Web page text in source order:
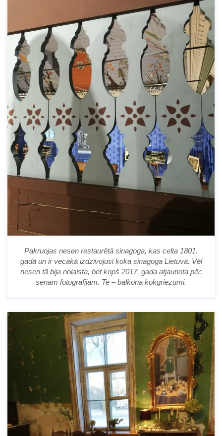
Pakruojas nesen restaurētā sinagoga, kas celta 1801.
gadā un ir vecākā izdzīvojusī koka sinagoga Lietuvā. Vēl
nesen tā bija nolaista, bet kopš 2017. gada atjaunota pēc
senām fotogrāfijām. Te – balkona kokgriezumi.